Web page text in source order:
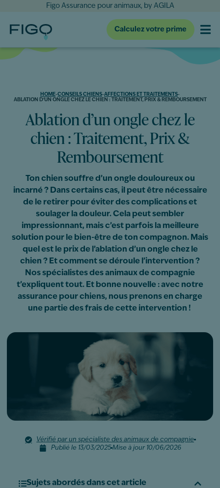
Figo Assurance pour animaux, by AGILA
Calculez votre prime
HOME-CONSEILS CHIENS-AFFECTIONS ET TRAITEMENTS-
ABLATION D’UN ONGLE CHEZ LE CHIEN : TRAITEMENT, PRIX & REMBOURSEMENT
Ablation d’un ongle chez le
chien : Traitement, Prix &
Remboursement
Ton chien souffre d’un ongle douloureux ou
incarné ? Dans certains cas, il peut être nécessaire
de le retirer pour éviter des complications et
soulager la douleur. Cela peut sembler
impressionnant, mais c’est parfois la meilleure
solution pour le bien-être de ton compagnon. Mais
quel est le prix de l’ablation d’un ongle chez le
chien ? Et comment se déroule l’intervention ?
Nos spécialistes des animaux de compagnie
t’expliquent tout. Et bonne nouvelle : avec notre
assurance pour chiens, nous prenons en charge
une partie des frais de cette intervention !
Vérifié par un spécialiste des animaux de compagnie
Publié le 13/03/2025 Mise à jour 10/06/2026
Sujets abordés dans cet article